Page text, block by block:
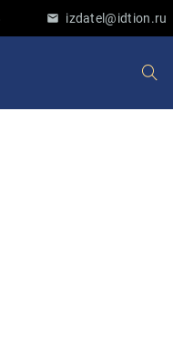
izdatel@idtion.ru